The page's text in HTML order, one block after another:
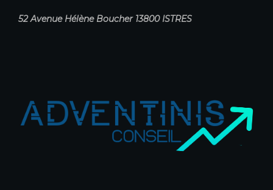
52 Avenue Hélène Boucher 13800 ISTRES